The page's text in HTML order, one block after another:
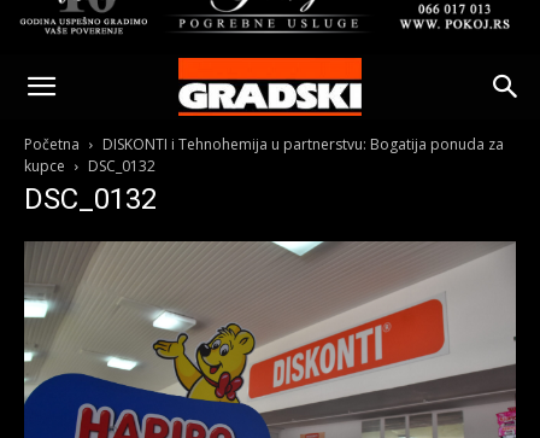
Gradski
Online
Kikinda
Početna
DISKONTI i Tehnohemija u partnerstvu: Bogatija ponuda za
kupce
DSC_0132
DSC_0132